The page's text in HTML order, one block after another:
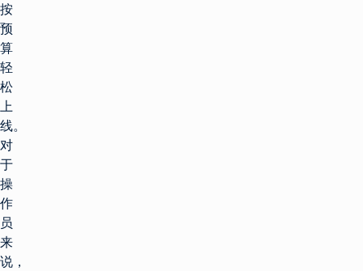
按
预
算
轻
松
上
线。
对
于
操
作
员
来
说，